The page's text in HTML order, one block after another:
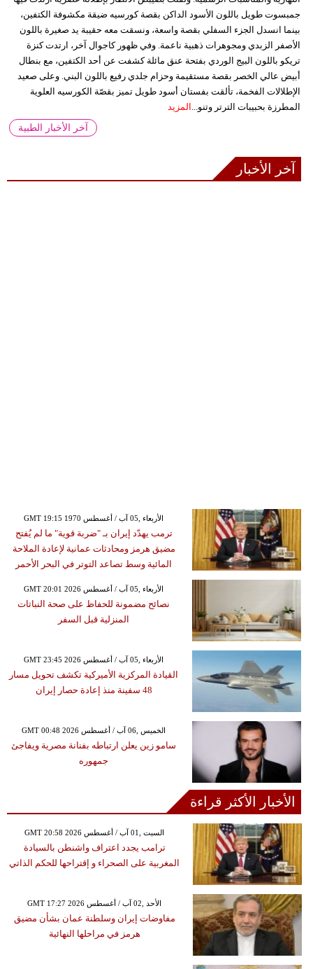
جمبسوت طويل باللون الأسود الداكن بقصة كورسيه ضيقة مكشوفة الكتفين،
بينما انسدل الجزء السفلي بقصة واسعة، ونسقت معه حقيبة يد صغيرة باللون
الأصفر الزبدي ومجوهرات ذهبية ناعمة. وفي ظهور كاجوال آخر، ارتدت كنزة
تريكو باللون البيج الوردي بفتحة عنق مائلة كشفت عن أحد الكتفين، مع بنطال
أبيض عالي الخصر بقصة مستقيمة وحزام جلدي رفيع باللون البني. وعلى صعيد
الإطلالات الفخمة، تألقت بفستان أسود طويل تميز بقصّة الكورسيه العلوية
المطرزة بحبيبات الترتر وتنو... المزيد
آخر الأخبار الطبية
آخر الأخبار
GMT 19:15 1970 الأربعاء ,05 آب / أغسطس
ترمب يهدّد إيران بـ "ضربة قوية" ما لم يُفتح
مضيق هرمز ومحادثات عمانية لإعادة الملاحة
المائية وسط تصاعد التوتر في البحر الأحمر
GMT 20:01 2026 الأربعاء ,05 آب / أغسطس
نصائح مضمونة للحفاظ على صحة النباتات
المنزلية قبل السفر
GMT 23:45 2026 الأربعاء ,05 آب / أغسطس
القيادة المركزية الأميركية تكشف تحويل مسار
48 سفينة منذ إعادة حصار إيران
GMT 00:48 2026 الخميس ,06 آب / أغسطس
سامو زين يعلن ارتباطه بفنانة مصرية ويفاجئ
جمهوره
الأخبار الأكثر قراءة
GMT 20:58 2026 السبت ,01 آب / أغسطس
ترامب يجدد اعتراف واشنطن بالسيادة
المغربية على الصحراء و إقتراحها للحكم الذاتي
GMT 17:27 2026 الأحد ,02 آب / أغسطس
مفاوضات إيران وسلطنة عمان بشأن مضيق
هرمز في مراحلها النهائية